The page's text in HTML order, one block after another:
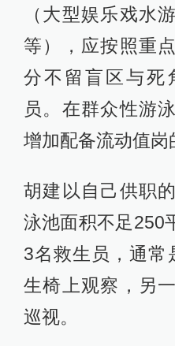
（大型娱乐戏水
等），应按照重
分不留盲区与死
员。在群众性游
增加配备流动值岗
胡建以自己供职
泳池面积不足250
3名救生员，通常
生椅上观察，另
巡视。